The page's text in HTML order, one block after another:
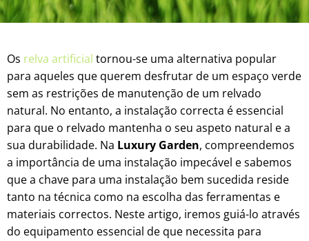
Os relva artificial tornou-se uma alternativa popular
para aqueles que querem desfrutar de um espaço verde
sem as restrições de manutenção de um relvado
natural. No entanto, a instalação correcta é essencial
para que o relvado mantenha o seu aspeto natural e a
sua durabilidade. Na Luxury Garden, compreendemos
a importância de uma instalação impecável e sabemos
que a chave para uma instalação bem sucedida reside
tanto na técnica como na escolha das ferramentas e
materiais correctos. Neste artigo, iremos guiá-lo através
do equipamento essencial de que necessita para